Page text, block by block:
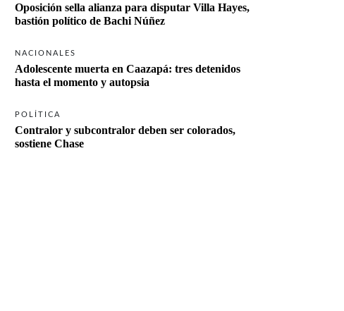
Oposición sella alianza para disputar Villa Hayes,
bastión político de Bachi Núñez
NACIONALES
Adolescente muerta en Caazapá: tres detenidos
hasta el momento y autopsia
POLÍTICA
Contralor y subcontralor deben ser colorados,
sostiene Chase